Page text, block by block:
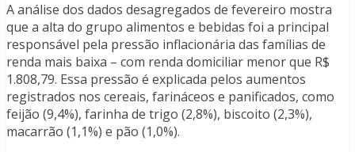
A análise dos dados desagregados de fevereiro mostra
que a alta do grupo alimentos e bebidas foi a principal
responsável pela pressão inflacionária das famílias de
renda mais baixa – com renda domiciliar menor que R$
1.808,79. Essa pressão é explicada pelos aumentos
registrados nos cereais, farináceos e panificados, como
feijão (9,4%), farinha de trigo (2,8%), biscoito (2,3%),
macarrão (1,1%) e pão (1,0%).